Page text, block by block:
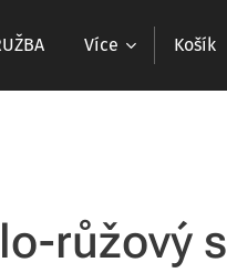
Více Košík
růžový s